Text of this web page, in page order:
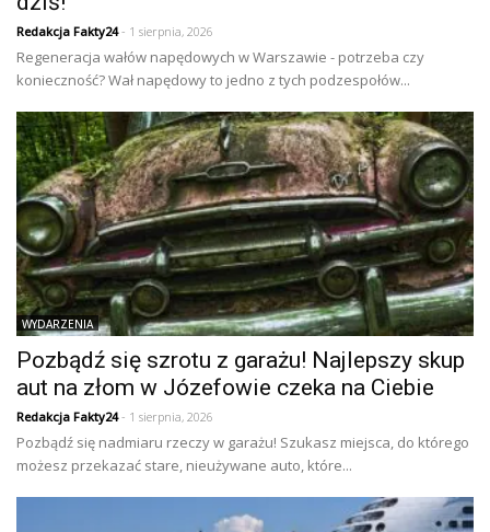
Redakcja Fakty24- 1 sierpnia, 2026
Regeneracja wałów napędowych w Warszawie - potrzeba czy
konieczność? Wał napędowy to jedno z tych podzespołów...
WYDARZENIA
Pozbądź się szrotu z garażu! Najlepszy skup
aut na złom w Józefowie czeka na Ciebie
Redakcja Fakty24- 1 sierpnia, 2026
Pozbądź się nadmiaru rzeczy w garażu! Szukasz miejsca, do którego
możesz przekazać stare, nieużywane auto, które...